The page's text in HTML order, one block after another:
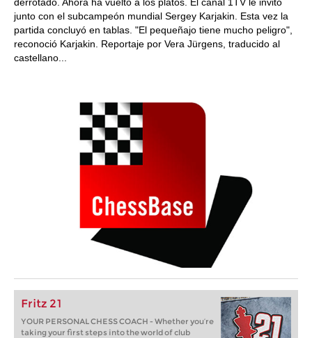
junto con el subcampeón mundial Sergey Karjakin. Esta vez la
partida concluyó en tablas. "El pequeñajo tiene mucho peligro",
reconoció Karjakin. Reportaje por Vera Jürgens, traducido al
castellano...
Fritz 21
YOUR PERSONAL CHESS COACH - Whether you’re
taking your first steps into the world of club